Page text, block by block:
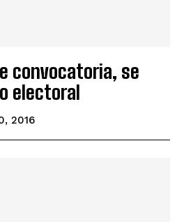
convocatoria, se
electoral
2016